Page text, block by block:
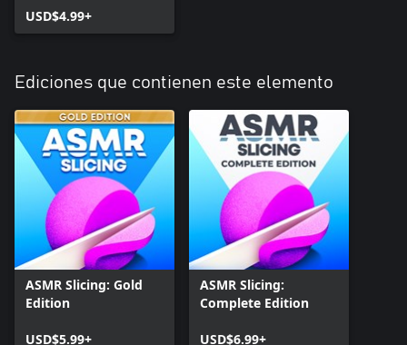
USD$4.99+
Ediciones que contienen este elemento
ASMR Slicing: Gold
Edition
USD$5.99+
ASMR Slicing:
Complete Edition
USD$6.99+